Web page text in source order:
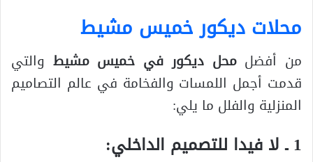
محلات ديكور خميس مشيط
من أفضلمحل ديكور في خميس مشيط والتي
قدمت أجمل اللمسات والفخامة في عالم التصاميم
المنزلية والفلل ما يلي:
1 ـ لا فيدا للتصميم الداخلي: